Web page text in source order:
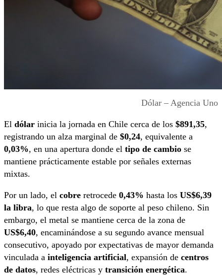
Dólar – Agencia Uno
El dólar inicia la jornada en Chile cerca de los $891,35,
registrando un alza marginal de $0,24, equivalente a
0,03%, en una apertura donde el tipo de cambio se
mantiene prácticamente estable por señales externas
mixtas.
Por un lado, el cobre retrocede 0,43% hasta los US$6,39
la libra, lo que resta algo de soporte al peso chileno. Sin
embargo, el metal se mantiene cerca de la zona de
US$6,40, encaminándose a su segundo avance mensual
consecutivo, apoyado por expectativas de mayor demanda
vinculada a inteligencia artificial, expansión de centros
de datos, redes eléctricas y transición energética.